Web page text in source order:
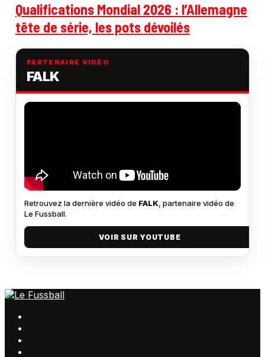
Qualifications Mondial 2026 : l’Allemagne
tête de série, les pots dévoilés
PARTENAIRE VIDÉO
FALK
Retrouvez la dernière vidéo de FALK, partenaire vidéo de
Le Fussball.
VOIR SUR YOUTUBE